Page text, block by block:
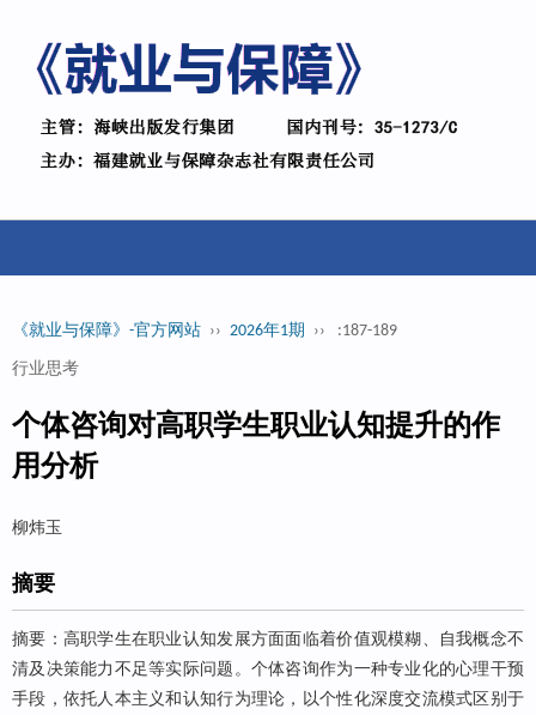
《就业与保障》-官方网站 ›› 2026年1期 ›› :187-189
行业思考
个体咨询对高职学生职业认知提升的作
用分析
柳炜玉
摘要
摘要：高职学生在职业认知发展方面面临着价值观模糊、自我概念不
清及决策能力不足等实际问题。个体咨询作为一种专业化的心理干预
手段，依托人本主义和认知行为理论，以个性化深度交流模式区别于